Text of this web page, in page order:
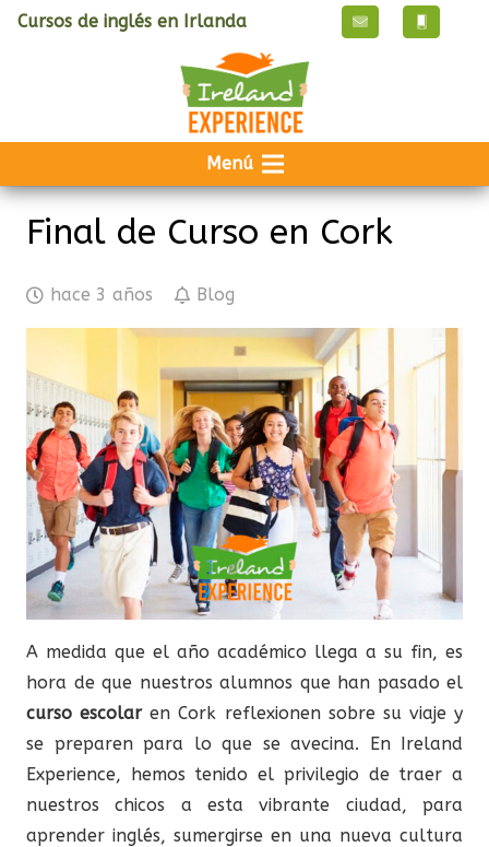
Cursos de inglés en Irlanda
Menú
Final de Curso en Cork
hace 3 años Blog
A medida que el año académico llega a su fin, es
hora de que nuestros alumnos que han pasado el
curso escolaren Cork reflexionen sobre su viaje y
se preparen para lo que se avecina. En Ireland
Experience, hemos tenido el privilegio de traer a
nuestros chicos a esta vibrante ciudad, para
aprender inglés, sumergirse en una nueva cultura